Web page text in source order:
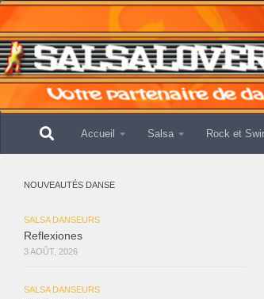
Accueil Salsa Rock et
NOUVEAUTÉS DANSE
SALSA DANSEURS
Reflexiones
3 AOÛT, 2026
SALSA DANSEURS